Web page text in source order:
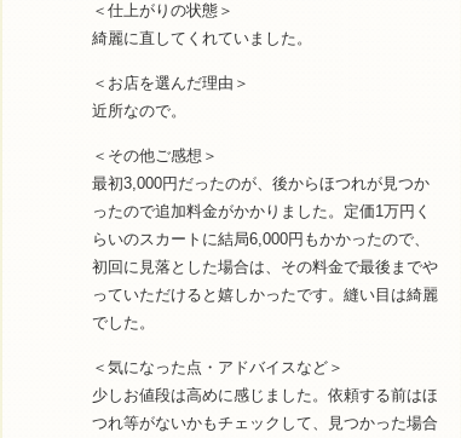
＜仕上がりの状態＞
綺麗に直してくれていました。
＜お店を選んだ理由＞
近所なので。
＜その他ご感想＞
最初3,000円だったのが、後からほつれが見つか
ったので追加料金がかかりました。定価1万円く
らいのスカートに結局6,000円もかかったので、
初回に見落とした場合は、その料金で最後までや
っていただけると嬉しかったです。縫い目は綺麗
でした。
＜気になった点・アドバイスなど＞
少しお値段は高めに感じました。依頼する前はほ
つれ等がないかもチェックして、見つかった場合